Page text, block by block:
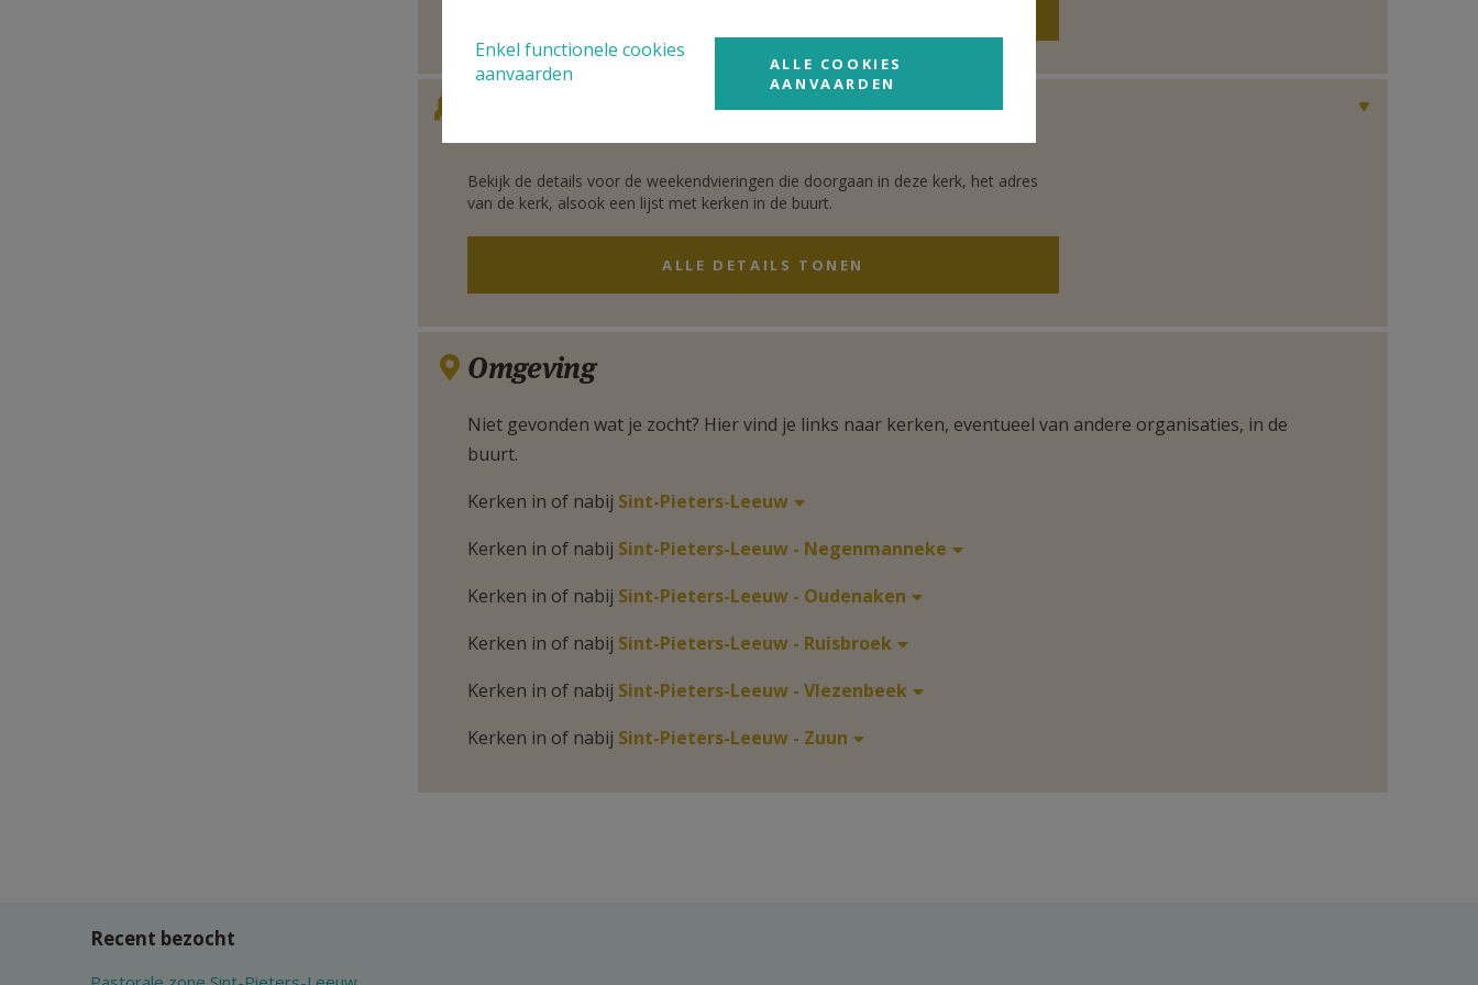
VerbergenSint Lutgardis kerk Zuun
Bekijk de details voor de weekendvieringen die doorgaan in deze kerk, het adres
van de kerk, alsook een lijst met kerken in de buurt.
ALLE DETAILS TONEN
Omgeving
Niet gevonden wat je zocht? Hier vind je links naar kerken, eventueel van andere organisaties, in de
buurt.
Kerken in of nabij Sint-Pieters-Leeuw
Kerken in of nabij Sint-Pieters-Leeuw - Negenmanneke
Kerken in of nabij Sint-Pieters-Leeuw - Oudenaken
Kerken in of nabij Sint-Pieters-Leeuw - Ruisbroek
Kerken in of nabij Sint-Pieters-Leeuw - Vlezenbeek
Kerken in of nabij Sint-Pieters-Leeuw - Zuun
Recent bezocht
Enkel functionele cookies
aanvaarden
ALLE COOKIES
AANVAARDEN